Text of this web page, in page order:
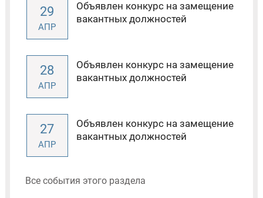
29
АПР
Объявлен конкурс на замещение
вакантных должностей
28
АПР
Объявлен конкурс на замещение
вакантных должностей
27
АПР
Объявлен конкурс на замещение
вакантных должностей
Все события этого раздела